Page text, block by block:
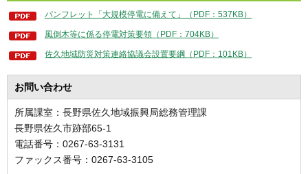
パンフレット「大規模停電に備えて」（PDF：537KB）
風倒木等に係る停電対策要領（PDF：704KB）
佐久地域防災対策連絡協議会設置要綱（PDF：101KB）
お問い合わせ
所属課室：長野県佐久地域振興局総務管理課
長野県佐久市跡部65-1
電話番号：0267-63-3131
ファックス番号：0267-63-3105